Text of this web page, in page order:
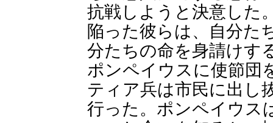
抗戦しようと決意した
陥った彼らは、自分た
分たちの命を身請けす
ポンペイウスに使節団
ティア兵は市民に出し
行った。ポンペイウス